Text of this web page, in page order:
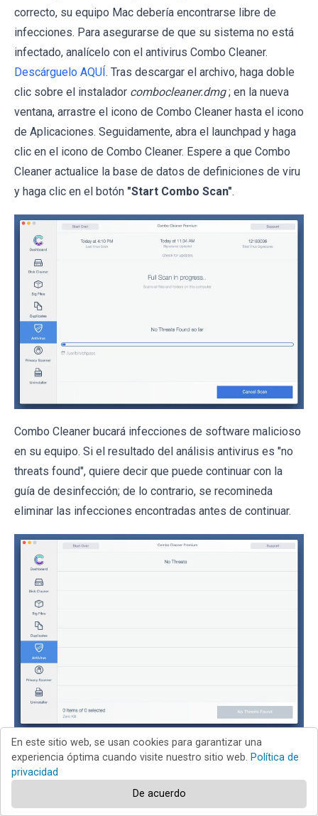
correcto, su equipo Mac debería encontrarse libre de
infecciones. Para asegurarse de que su sistema no está
infectado, analícelo con el antivirus Combo Cleaner.
Descárguelo AQUÍ. Tras descargar el archivo, haga doble
clic sobre el instalador combocleaner.dmg ; en la nueva
ventana, arrastre el icono de Combo Cleaner hasta el icono
de Aplicaciones. Seguidamente, abra el launchpad y haga
clic en el icono de Combo Cleaner. Espere a que Combo
Cleaner actualice la base de datos de definiciones de viru
y haga clic en el botón "Start Combo Scan".
Combo Cleaner bucará infecciones de software malicioso
en su equipo. Si el resultado del análisis antivirus es "no
threats found", quiere decir que puede continuar con la
guía de desinfección; de lo contrario, se recomineda
eliminar las infecciones encontradas antes de continuar.
Tras eliminar los archivos y carpetas generados por el
software publicitario, siga eliminando las extensiones
dudosas de sus navegadores web.
En este sitio web, se usan cookies para garantizar una
experiencia óptima cuando visite nuestro sitio web. Política de
privacidad
De acuerdo